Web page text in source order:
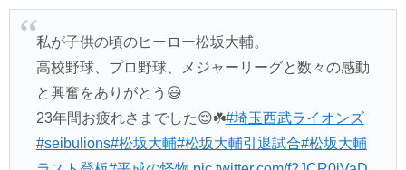
私が子供の頃のヒーロー松坂大輔。
高校野球、プロ野球、メジャーリーグと数々の感動
と興奮をありがとう😃
23年間お疲れさまでした😌☘️#埼玉西武ライオンズ
#seibulions#松坂大輔#松坂大輔引退試合#松坂大輔